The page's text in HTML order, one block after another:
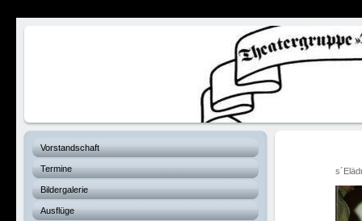
Vorstandschaft
Termine
Bildergalerie
Ausflüge